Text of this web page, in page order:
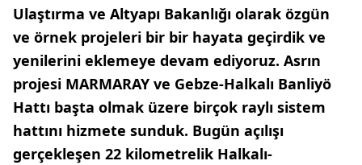
Ulaştırma ve Altyapı Bakanlığı olarak özgün
ve örnek projeleri bir bir hayata geçirdik ve
yenilerini eklemeye devam ediyoruz. Asrın
projesi MARMARAY ve Gebze-Halkalı Banliyö
Hattı başta olmak üzere birçok raylı sistem
hattını hizmete sunduk. Bugün açılışı
gerçekleşen 22 kilometrelik Halkalı-